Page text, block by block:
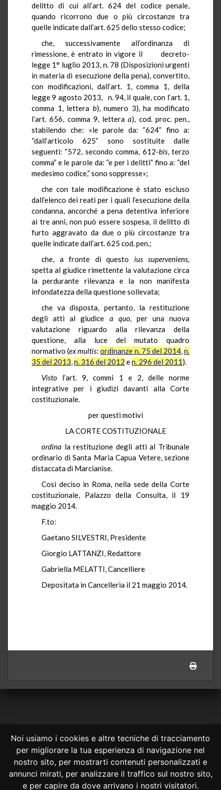
Noi usiamo i cookies e altre tecniche di tracciamento
per migliorare la tua esperienza di navigazione nel
nostro sito, per mostrarti contenuti personalizzati e
annunci mirati, per analizzare il traffico sul nostro sito,
e per capire da dove arrivano i nostri visitatori.
delitto di cui all’art. 624 del codice penale,
quando ricorrono due o più circostanze tra
quelle indicate dall’art. 625 dello stesso codice;
che, successivamente all’ordinanza di
rimessione, è entrato in vigore il decreto-
legge 1° luglio 2013, n. 78 (Disposizioni urgenti
in materia di esecuzione della pena), convertito,
con modificazioni, dall’art. 1, comma 1, della
legge 9 agosto 2013, n. 94, il quale, con l’art. 1,
comma 1, lettera b), numero 3), ha modificato
l’art. 656, comma 9, letteraa), cod. proc. pen.,
stabilendo che: «le parole da: “624” fino a:
“dall’articolo 625” sono sostituite dalle
seguenti: “572, secondo comma, 612-bis, terzo
comma” e le parole da: “e per i delitti” fino a: “del
medesimo codice,” sono soppresse»;
che con tale modificazione è stato escluso
dall’elenco dei reati per i quali l’esecuzione della
condanna, ancorché a pena detentiva inferiore
ai tre anni, non può essere sospesa, il delitto di
furto aggravato da due o più circostanze tra
quelle indicate dall’art. 625 cod. pen.;
che, a fronte di questo iussuperveniens,
spetta al giudice rimettente la valutazione circa
la perdurante rilevanza e la non manifesta
infondatezza della questione sollevata;
che va disposta, pertanto, la restituzione
degli atti al giudice a quo, per una nuova
valutazione riguardo alla rilevanza della
questione, alla luce del mutato quadro
normativo (ex multis:ordinanze n. 75 del 2014,n.
35 del 2013,n. 316 del 2012 en. 296 del 2011).
Visto l’art. 9, commi 1 e 2, delle norme
integrative per i giudizi davanti alla Corte
costituzionale.
per questi motivi
LA CORTE COSTITUZIONALE
ordina la restituzione degli atti al Tribunale
ordinario di Santa Maria Capua Vetere, sezione
distaccata di Marcianise.
Così deciso in Roma, nella sede della Corte
costituzionale, Palazzo della Consulta, il 19
maggio 2014.
F.to:
Gaetano SILVESTRI, Presidente
Giorgio LATTANZI, Redattore
Gabriella MELATTI, Cancelliere
Depositata in Cancelleria il 21 maggio 2014.
CONSULTA ONLINE DAL 1995 -NOTE LEGALI
Consulta OnLine non ha prodotto e non è responsabile per i contenuti e
le informazioni legali di siti collegati.